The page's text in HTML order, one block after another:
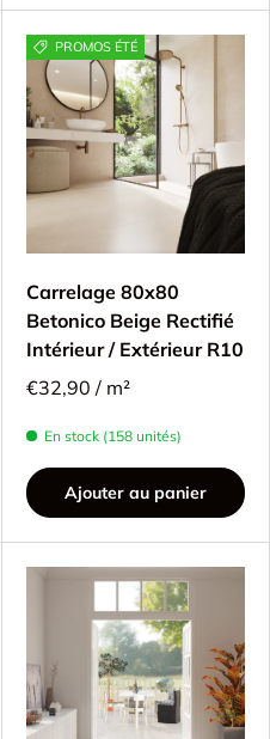
PROMOS ÉTÉ
Carrelage 80x80
Betonico Beige Rectifié
Intérieur / Extérieur R10
€32,90 / m²
En stock (158 unités)
Ajouter au panier